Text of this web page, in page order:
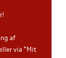
af
via ”Mit